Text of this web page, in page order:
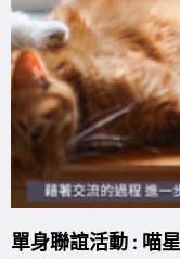
單身聯誼活動 : 喵